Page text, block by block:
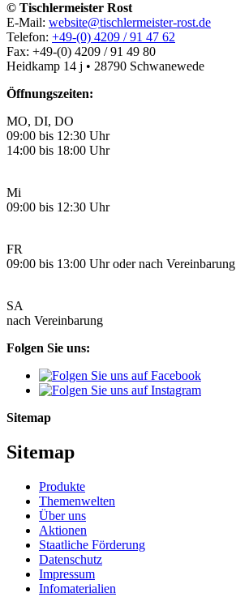
© Tischlermeister Rost
E-Mail: website@tischlermeister-rost.de
Telefon: +49-(0) 4209 / 91 47 62
Fax: +49-(0) 4209 / 91 49 80
Heidkamp 14 j • 28790 Schwanewede
Öffnungszeiten:
MO, DI, DO
09:00 bis 12:30 Uhr
14:00 bis 18:00 Uhr
Mi
09:00 bis 12:30 Uhr
FR
09:00 bis 13:00 Uhr oder nach Vereinbarung
SA
nach Vereinbarung
Folgen Sie uns:
Sitemap
Sitemap
Produkte
Themenwelten
Über uns
Aktionen
Staatliche Förderung
Datenschutz
Impressum
Infomaterialien